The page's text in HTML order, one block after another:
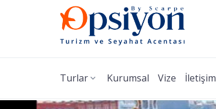
Turlar Kurumsal Vize İletişim